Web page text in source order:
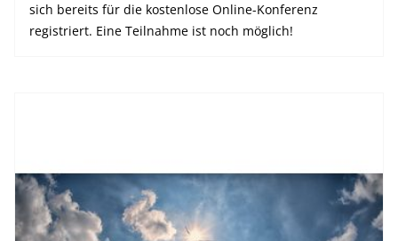
sich bereits für die kostenlose Online-Konferenz
registriert. Eine Teilnahme ist noch möglich!